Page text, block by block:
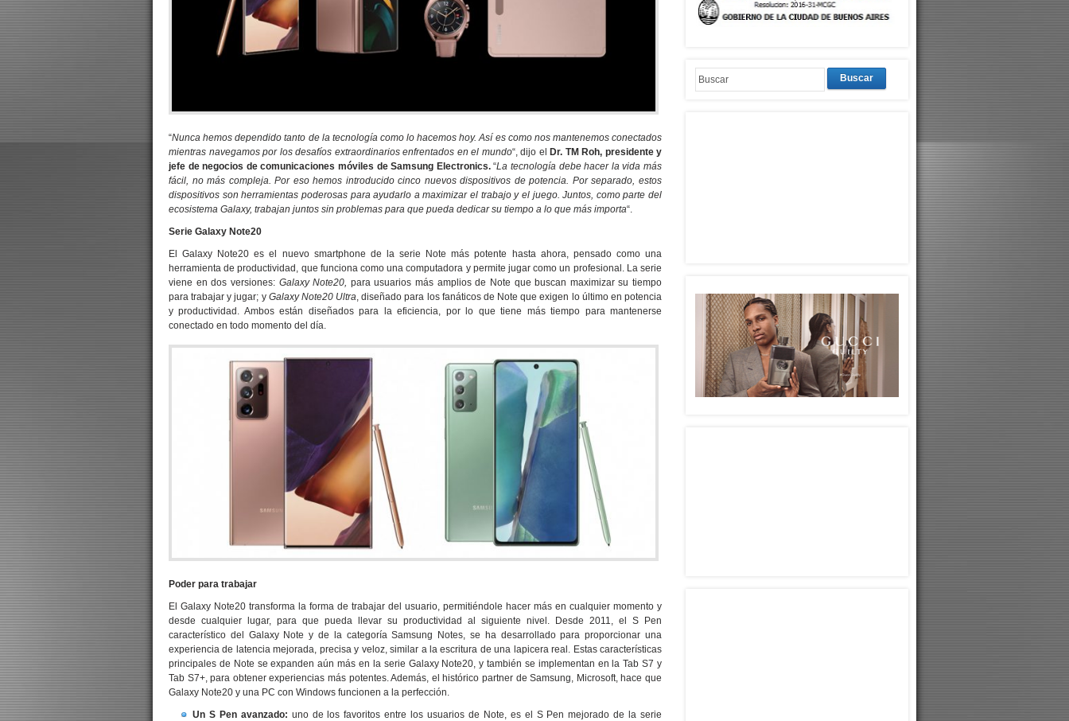
“Nunca hemos dependido tanto de la tecnología como lo hacemos hoy.Así es como nos mantenemos conectados
mientras navegamos por los desafíos extraordinarios enfrentados en el mundo“, dijo el Dr. TM Roh, presidente y
jefe de negocios de comunicaciones móviles de Samsung Electronics.“La tecnología debe hacer la vida más
fácil, no más compleja. Por eso hemos introducido cinco nuevos dispositivos de potencia. Por separado, estos
dispositivos son herramientas poderosas para ayudarlo a maximizar el trabajo y el juego. Juntos, como parte del
ecosistema Galaxy, trabajan juntos sin problemas para que pueda dedicar su tiempo a lo que más importa“.
Serie Galaxy Note20
El Galaxy Note20 es el nuevo smartphone de la serie Note más potente hasta ahora, pensado como una
herramienta de productividad, que funciona como una computadora y permite jugar como un profesional. La serie
viene en dos versiones: Galaxy Note20, para usuarios más amplios de Note que buscan maximizar su tiempo
para trabajar y jugar; y Galaxy Note20 Ultra , diseñado para los fanáticos de Note que exigen lo último en potencia
y productividad. Ambos están diseñados para la eficiencia, por lo que tiene más tiempo para mantenerse
conectado en todo momento del día.
Poder para trabajar
El Galaxy Note20 transforma la forma de trabajar del usuario, permitiéndole hacer más en cualquier momento y
desde cualquier lugar, para que pueda llevar su productividad al siguiente nivel. Desde 2011, el S Pen
característico del Galaxy Note y de la categoría Samsung Notes, se ha desarrollado para proporcionar una
experiencia de latencia mejorada, precisa y veloz, similar a la escritura de una lapicera real. Estas características
principales de Note se expanden aún más en la serie Galaxy Note20, y también se implementan en la Tab S7 y
Tab S7+, para obtener experiencias más potentes. Además, el histórico partner de Samsung, Microsoft, hace que
Galaxy Note20 y una PC con Windows funcionen a la perfección.
Un S Pen avanzado: uno de los favoritos entre los usuarios de Note, es el S Pen mejorado de la serie
Buscar